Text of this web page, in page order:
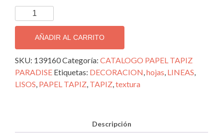
TAPIZ
DECORATIVO
IMPORTADO
PARADISE;
139160
cantidad
AÑADIR AL CARRITO
SKU: 139160Categoría: CATALOGO PAPEL TAPIZ
PARADISE Etiquetas: DECORACION,hojas, LINEAS,
LISOS, PAPEL TAPIZ, TAPIZ,textura
Descripción